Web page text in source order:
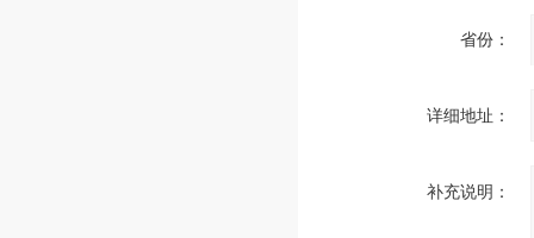
省份：
详细地址：
补充说明：